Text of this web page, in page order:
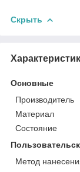
Скрыть
Основные
Производитель
Материал
Состояние
Метод